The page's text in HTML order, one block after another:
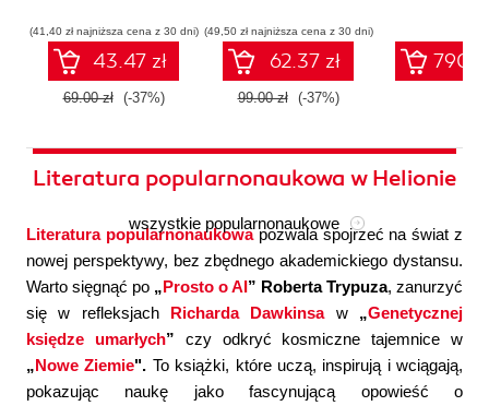
sztucznej
(41,40 zł najniższa cena z 30 dni)
43.47 zł
69.00 zł (-37%)
wieloagentowych
(49,50 zł najniższa cena z 30 dni)
62.37 zł
99.00 zł (-37%)
Literatura popularnonaukowa w Helionie
Literatura popularnonaukowapozwala spojrzeć na świat z
nowej perspektywy, bez zbędnego akademickiego dystansu.
Warto sięgnąć po „Prosto o AI” Roberta Trypuza, zanurzyć
się w refleksjach Richarda Dawkinsaw „Genetycznej
księdze umarłych” czy odkryć kosmiczne tajemnice w
„Nowe Ziemie". To książki, które uczą, inspirują i wciągają,
pokazując naukę jako fascynującą opowieść o
wszystkie popularnonaukowe